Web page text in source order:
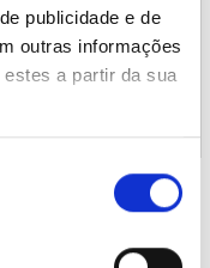
publicidade e de
outras informações
a partir da sua